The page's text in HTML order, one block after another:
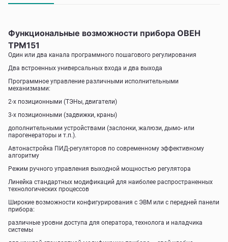
Функциональные возможности прибора ОВЕН
ТРМ151
Один или два канала программного пошагового регулирования
Два встроенных универсальных входа и два выхода
Программное управление различными исполнительными
механизмами:
2-х позиционными (ТЭНы, двигатели)
3-х позиционными (задвижки, краны)
дополнительными устройствами (заслонки, жалюзи, дымо- или
парогенераторы и т.п.).
Автонастройка ПИД-регуляторов по современному эффективному
алгоритму
Режим ручного управления выходной мощностью регулятора
Линейка стандартных модификаций для наиболее распространенных
технологических процессов
Широкие возможности конфигурирования с ЭВМ или с передней панели
прибора:
различные уровни доступа для оператора, технолога и наладчика
системы